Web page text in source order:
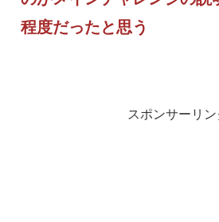
程度だったと思う
スポンサーリン